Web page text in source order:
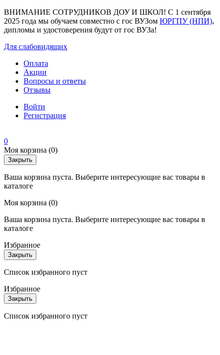
ВНИМАНИЕ СОТРУДНИКОВ ДОУ И ШКОЛ! С 1 сентября
2025 года мы обучаем совместно с гос ВУЗом ЮРГПУ (НПИ),
дипломы и удостоверения будут от гос ВУЗа!
Для слабовидящих
Оплата
Акции
Вопросы и ответы
Отзывы
Войти
Регистрация
0
Моя корзина (0)
Закрыть
Ваша корзина пуста. Выберите интересующие вас товары в
каталоге
Моя корзина (0)
Ваша корзина пуста. Выберите интересующие вас товары в
каталоге
Избранное
Закрыть
Список избранного пуст
Избранное
Закрыть
Список избранного пуст